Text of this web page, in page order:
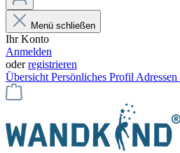
Menü schließen
Ihr Konto
Anmelden
oderregistrieren
Übersicht Persönliches Profil Adressen